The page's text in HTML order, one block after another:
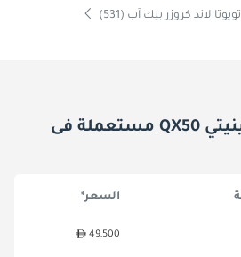
تويوتا لاند كروزر بيك آب (531)
سعرالسيارات إنفينيتي QX50 مستعملة فى
السعر*
49,500